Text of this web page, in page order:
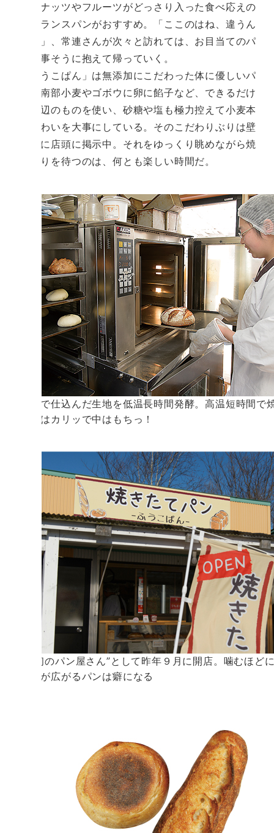
るが、ナッツやフルーツがどっさり入った食べ応えの
あるフランスパンがおすすめ。「ここのはね、違うん
だよね」、常連さんが次々と訪れては、お目当てのパ
ンを大事そうに抱えて帰っていく。
「ふうこぱん」は無添加にこだわった体に優しいパ
ンだ。南部小麦やゴボウに卵に餡子など、できるだけ
地元周辺のものを使い、砂糖や塩も極力控えて小麦本
来の味わいを大事にしている。そのこだわりぶりは壁
新聞風に店頭に掲示中。それをゆっくり眺めながら焼
き上がりを待つのは、何とも楽しい時間だ。
高加水で仕込んだ生地を低温長時間発酵。高温短時間で
ると外はカリッで中はもちっ！
“階上初のパン屋さん”として昨年９月に開店。噛むほど
うま味が広がるパンは癖になる